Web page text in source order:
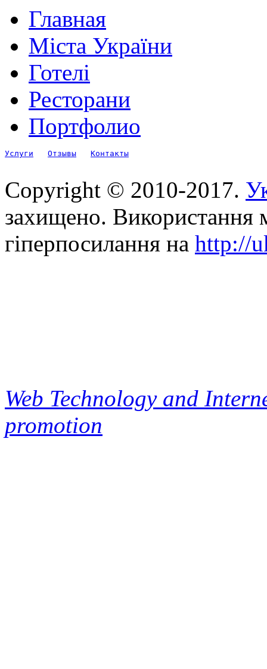
Главная
Міста України
Готелі
Ресторани
Портфолио
Услуги Отзывы Контакты
Copyright © 2010-2017.
захищено. Використання
гіперпосилання на http://
Web Technology and
promotion